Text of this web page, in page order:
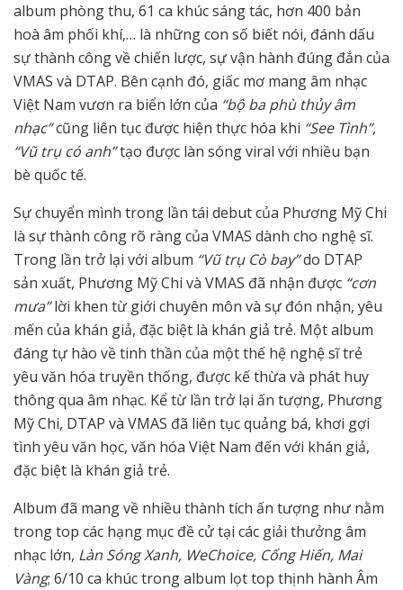
album phòng thu, 61 ca khúc sáng tác, hơn 400 bản
hoà âm phối khí,… là những con số biết nói, đánh dấu
sự thành công về chiến lược, sự vận hành đúng đắn của
VMAS và DTAP. Bên cạnh đó, giấc mơ mang âm nhạc
Việt Nam vươn ra biển lớn của “bộ ba phù thủy âm
nhạc”cũng liên tục được hiện thực hóa khi “See Tình”,
“Vũ trụ có anh”tạo được làn sóng viral với nhiều bạn
bè quốc tế.
Sự chuyển mình trong lần tái debut của Phương Mỹ Chi
là sự thành công rõ ràng của VMAS dành cho nghệ sĩ.
Trong lần trở lại với album “Vũ trụ Cò bay”do DTAP
sản xuất, Phương Mỹ Chi và VMAS đã nhận được “cơn
mưa”lời khen từ giới chuyên môn và sự đón nhận, yêu
mến của khán giả, đặc biệt là khán giả trẻ. Một album
đáng tự hào về tinh thần của một thế hệ nghệ sĩ trẻ
yêu văn hóa truyền thống, được kế thừa và phát huy
thông qua âm nhạc. Kể từ lần trở lại ấn tượng, Phương
Mỹ Chi, DTAP và VMAS đã liên tục quảng bá, khơi gợi
tình yêu văn học, văn hóa Việt Nam đến với khán giả,
đặc biệt là khán giả trẻ.
Album đã mang về nhiều thành tích ấn tượng như nằm
trong top các hạng mục đề cử tại các giải thưởng âm
nhạc lớn, Làn Sóng Xanh, WeChoice, Cống Hiến, Mai
Vàng; 6/10 ca khúc trong album lọt top thịnh hành Âm